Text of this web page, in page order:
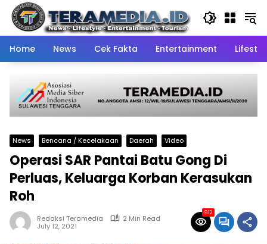
Skip
content
Home
News Cek Fakta Entertainment
News Bencana / Kecelakaan Daerah Video
Operasi SAR Pantai Batu Gong Di
Perluas, Keluarga Korban Kerasukan
Roh
Redaksi Teramedia
2 Min Read
July 12, 2021
912